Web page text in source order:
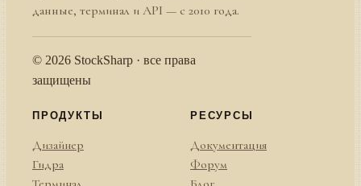
данные, терминал и API — с 2010 года.
© 2026 StockSharp · все права
защищены
ПРОДУКТЫ
Дизайнер
Гидра
РЕСУРСЫ
Документация
Форум